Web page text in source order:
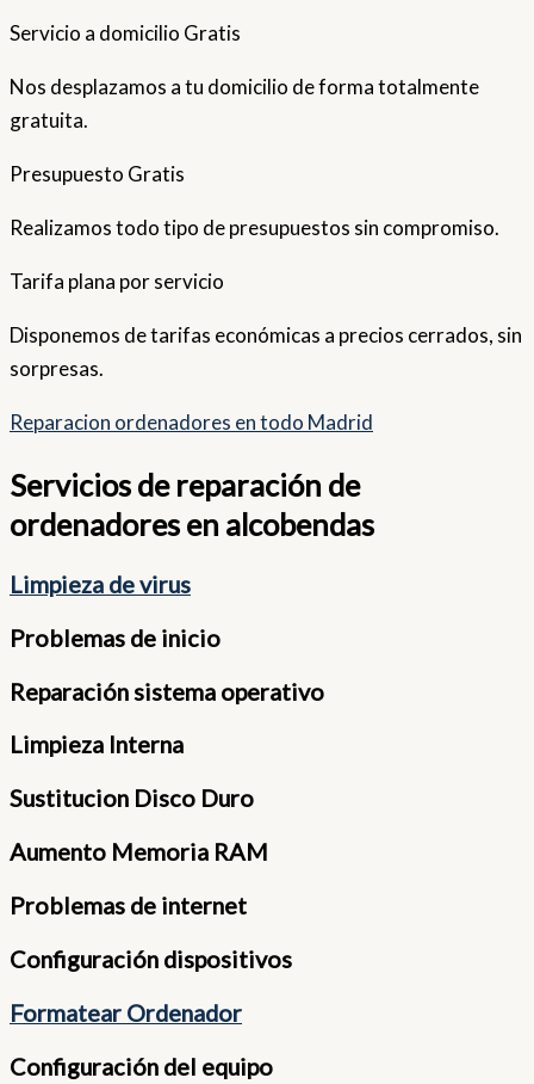
Servicio a domicilio Gratis
Nos desplazamos a tu domicilio de forma totalmente
gratuita.
Presupuesto Gratis
Realizamos todo tipo de presupuestos sin compromiso.
Tarifa plana por servicio
Disponemos de tarifas económicas a precios cerrados, sin
sorpresas.
Reparacion ordenadores en todo Madrid
Servicios de reparación de
ordenadores en alcobendas
Limpieza de virus
Problemas de inicio
Reparación sistema operativo
Limpieza Interna
Sustitucion Disco Duro
Aumento Memoria RAM
Problemas de internet
Configuración dispositivos
Formatear Ordenador
Configuración del equipo